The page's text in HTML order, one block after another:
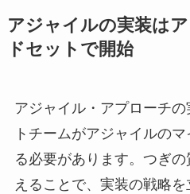
アジャイルの実装は
ドセットで開始
アジャイル・アプローチ
トチームがアジャイルの
る必要があります。つぎ
えることで、実装の戦略を